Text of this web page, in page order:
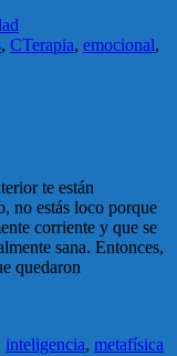
, CTerapia, emocional,
te están
no estás loco porque
corriente y que se
sana. Entonces,
quedaron
inteligencia, metafísica